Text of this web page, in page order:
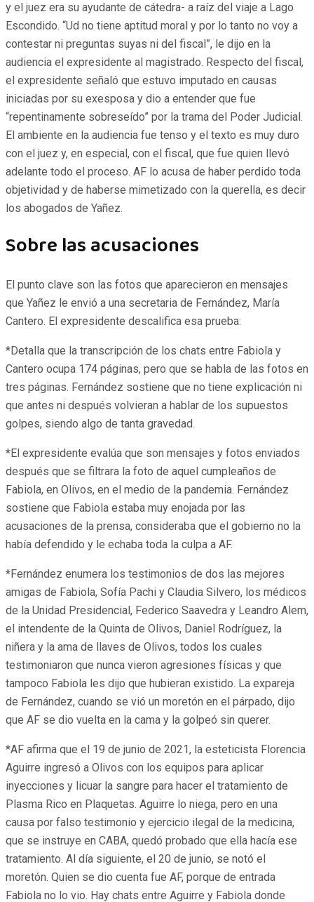
y el juez era su ayudante de cátedra- a raíz del viaje a Lago
Escondido. “Ud no tiene aptitud moral y por lo tanto no voy a
contestar ni preguntas suyas ni del fiscal”, le dijo en la
audiencia el expresidente al magistrado. Respecto del fiscal,
el expresidente señaló que estuvo imputado en causas
iniciadas por su exesposa y dio a entender que fue
“repentinamente sobreseído” por la trama del Poder Judicial.
El ambiente en la audiencia fue tenso y el texto es muy duro
con el juez y, en especial, con el fiscal, que fue quien llevó
adelante todo el proceso. AF lo acusa de haber perdido toda
objetividad y de haberse mimetizado con la querella, es decir
los abogados de Yañez.
Sobre las acusaciones
El punto clave son las fotos que aparecieron en mensajes
que Yañez le envió a una secretaria de Fernández, María
Cantero. El expresidente descalifica esa prueba:
*Detalla que la transcripción de los chats entre Fabiola y
Cantero ocupa 174 páginas, pero que se habla de las fotos en
tres páginas. Fernández sostiene que no tiene explicación ni
que antes ni después volvieran a hablar de los supuestos
golpes, siendo algo de tanta gravedad.
*El expresidente evalúa que son mensajes y fotos enviados
después que se filtrara la foto de aquel cumpleaños de
Fabiola, en Olivos, en el medio de la pandemia. Fernández
sostiene que Fabiola estaba muy enojada por las
acusaciones de la prensa, consideraba que el gobierno no la
había defendido y le echaba toda la culpa a AF.
*Fernández enumera los testimonios de dos las mejores
amigas de Fabiola, Sofía Pachi y Claudia Silvero, los médicos
de la Unidad Presidencial, Federico Saavedra y Leandro Alem,
el intendente de la Quinta de Olivos, Daniel Rodríguez, la
niñera y la ama de llaves de Olivos, todos los cuales
testimoniaron que nunca vieron agresiones físicas y que
tampoco Fabiola les dijo que hubieran existido. La expareja
de Fernández, cuando se vió un moretón en el párpado, dijo
que AF se dio vuelta en la cama y la golpeó sin querer.
*AF afirma que el 19 de junio de 2021, la esteticista Florencia
Aguirre ingresó a Olivos con los equipos para aplicar
inyecciones y licuar la sangre para hacer el tratamiento de
Plasma Rico en Plaquetas. Aguirre lo niega, pero en una
causa por falso testimonio y ejercicio ilegal de la medicina,
que se instruye en CABA, quedó probado que ella hacía ese
tratamiento. Al día siguiente, el 20 de junio, se notó el
moretón. Quien se dio cuenta fue AF, porque de entrada
Fabiola no lo vio. Hay chats entre Aguirre y Fabiola donde